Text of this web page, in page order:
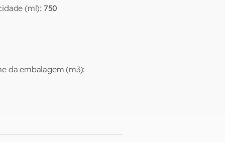
(ml): 750
da embalagem (m3):